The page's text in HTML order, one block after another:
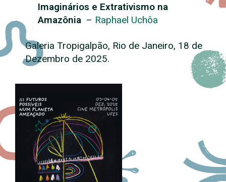
Imaginários e Extrativismo na
Amazônia – Raphael Uchôa
Galeria Tropigalpão, Rio de Janeiro, 18 de
Dezembro de 2025.